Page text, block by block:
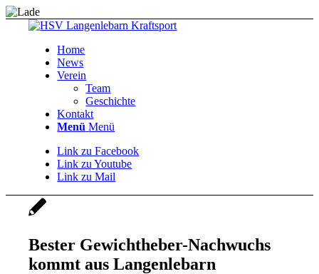
Home
News
Verein
Team
Geschichte
Kontakt
Menü Menü
Link zu Facebook
Link zu Youtube
Link zu Mail
Bester Gewichtheber-Nachwuchs
kommt aus Langenlebarn